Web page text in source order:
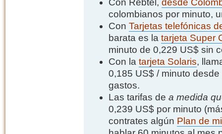
Con Rebtel, desde
colombianos por minuto,
Con Tarjetas telefónicas
barata es la tarjeta Super
minuto de 0,229 US$ sin
Con la tarjeta Solaris,
0,185 US$ / minuto
gastos.
Las tarifas de a medida
0,239 US$ por minuto
contrates algún Plan de